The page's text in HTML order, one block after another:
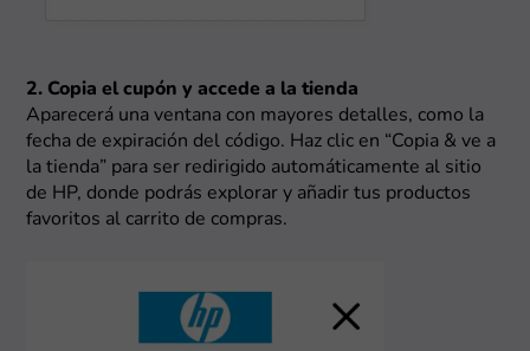
2. Copia el cupón y accede a la tienda
Aparecerá una ventana con mayores detalles, como la
fecha de expiración del código. Haz clic en “Copia & ve a
la tienda” para ser redirigido automáticamente al sitio
de HP, donde podrás explorar y añadir tus productos
favoritos al carrito de compras.